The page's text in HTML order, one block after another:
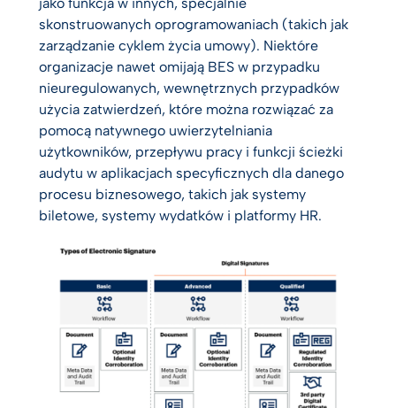
skonstruowanych oprogramowaniach (takich jak
zarządzanie cyklem życia umowy). Niektóre
organizacje nawet omijają BES w przypadku
nieuregulowanych, wewnętrznych przypadków
użycia zatwierdzeń, które można rozwiązać za
pomocą natywnego uwierzytelniania
użytkowników, przepływu pracy i funkcji ścieżki
audytu w aplikacjach specyficznych dla danego
procesu biznesowego, takich jak systemy
biletowe, systemy wydatków i platformy HR.